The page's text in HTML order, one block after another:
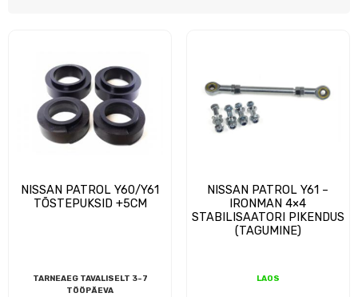
NISSAN PATROL Y60/Y61
TÕSTEPUKSID +5CM
TARNEAEG TAVALISELT 3-7
TÖÖPÄEVA
NISSAN PATROL Y61 –
IRONMAN 4×4
STABILISAATORI PIKENDUS
(TAGUMINE)
LAOS